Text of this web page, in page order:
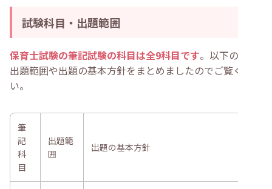
試験科目・出題範囲
保育士試験の筆記試験の科目は全9科目です。以下の表に
出題範囲や出題の基本方針をまとめましたのでご覧くださ
い。
筆
記
科
目
出題範
囲
出題の基本方針